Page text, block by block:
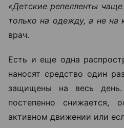
«Детские репелленты
только на одежду, а не
врач.
Есть и еще одна
наносят средство один
защищены на весь
постепенно снижается,
активном движении или